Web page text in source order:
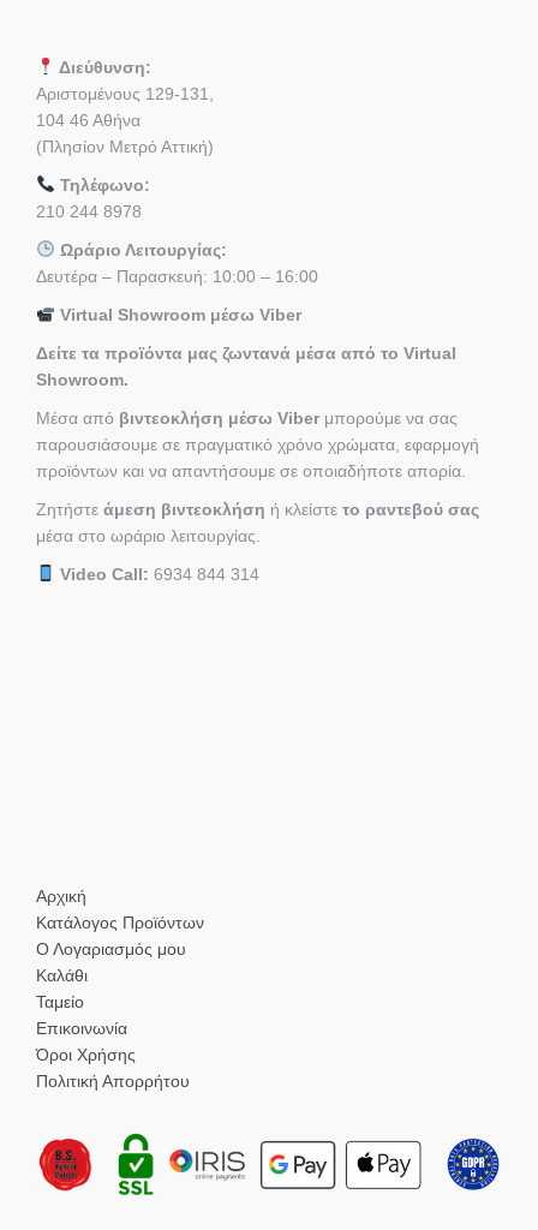
Διεύθυνση:
Αριστομένους 129-131,
104 46 Αθήνα
(Πλησίον Μετρό Αττική)
Τηλέφωνο:
210 244 8978
Ωράριο Λειτουργίας:
Δευτέρα – Παρασκευή: 10:00 – 16:00
Virtual Showroom μέσω Viber
Δείτε τα προϊόντα μας ζωντανά μέσα από το Virtual
Showroom.
Μέσα από βιντεοκλήση μέσω Viber μπορούμε να σας
παρουσιάσουμε σε πραγματικό χρόνο χρώματα, εφαρμογή
προϊόντων και να απαντήσουμε σε οποιαδήποτε απορία.
Ζητήστε άμεση βιντεοκλήση ή κλείστε το ραντεβού σας
μέσα στο ωράριο λειτουργίας.
Video Call: 6934 844 314
Αρχική
Κατάλογος Προϊόντων
Ο Λογαριασμός μου
Καλάθι
Ταμείο
Επικοινωνία
Όροι Χρήσης
Πολιτική Απορρήτου